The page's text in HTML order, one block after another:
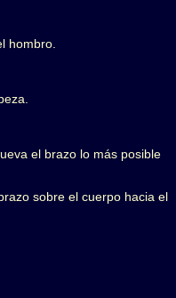
hombro.
el brazo lo más posible
sobre el cuerpo hacia el